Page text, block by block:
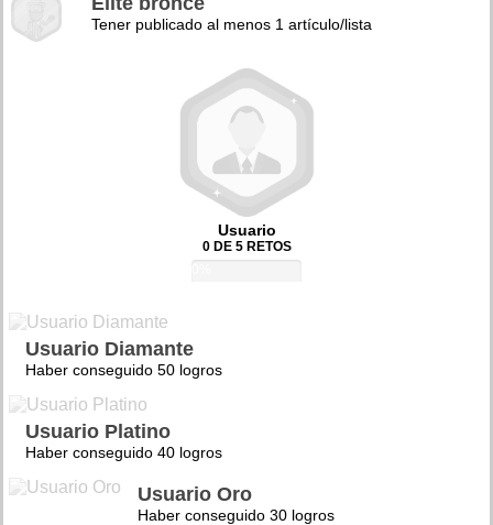
Tener publicado al menos 1 artículo/lista
Usuario
0 DE 5 RETOS
Usuario Diamante
Haber conseguido 50 logros
Usuario Platino
Haber conseguido 40 logros
Usuario Oro
Haber conseguido 30 logros